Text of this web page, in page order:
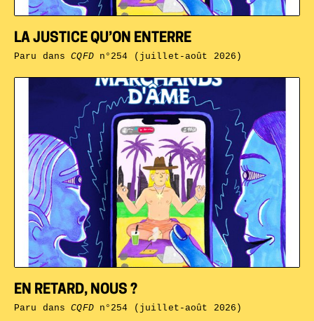
EN RETARD, NOUS ?
Paru dansCQFDn°254 (juillet-août 2026)
LA JUSTICE QU’ON ENTERRE
Paru dansCQFDn°254 (juillet-août 2026)